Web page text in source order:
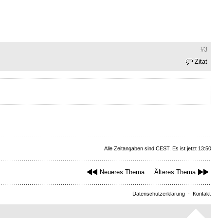
#3
Zitat
Alle Zeitangaben sind CEST. Es ist jetzt 13:50
Neueres Thema Älteres Thema
Datenschutzerklärung - Kontakt